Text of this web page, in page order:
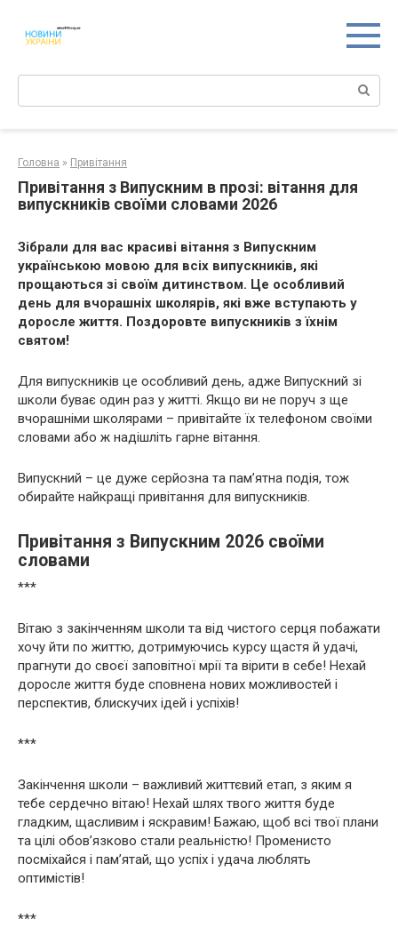
контенту
Поиск:
Головна » Привітання
Привітання з Випускним в прозі: вітання для
випускників своїми словами 2026
Зібрали для вас красиві вітання з Випускним
українською мовою для всіх випускників, які
прощаються зі своїм дитинством. Це особливий
день для вчорашніх школярів, які вже вступають у
доросле життя. Поздоровте випускників з їхнім
святом!
Для випускників це особливий день, адже Випускний зі
школи буває один раз у житті. Якщо ви не поруч з ще
вчорашніми школярами – привітайте їх телефоном своїми
словами або ж надішліть гарне вітання.
Випускний – це дуже серйозна та пам’ятна подія, тож
обирайте найкращі привітання для випускників.
Привітання з Випускним 2026 своїми
словами
***
Вітаю з закінченням школи та від чистого серця побажати
хочу йти по життю, дотримуючись курсу щастя й удачі,
прагнути до своєї заповітної мрії та вірити в себе! Нехай
доросле життя буде сповнена нових можливостей і
перспектив, блискучих ідей і успіхів!
***
Закінчення школи – важливий життєвий етап, з яким я
тебе сердечно вітаю! Нехай шлях твого життя буде
гладким, щасливим і яскравим! Бажаю, щоб всі твої плани
та цілі обов’язково стали реальністю! Променисто
посміхайся і пам’ятай, що успіх і удача люблять
оптимістів!
***